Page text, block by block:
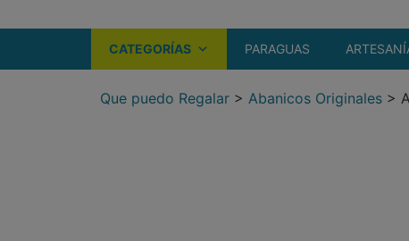
CATEGORÍAS PARAGUAS
Que puedo Regalar > Abanicos Originales >